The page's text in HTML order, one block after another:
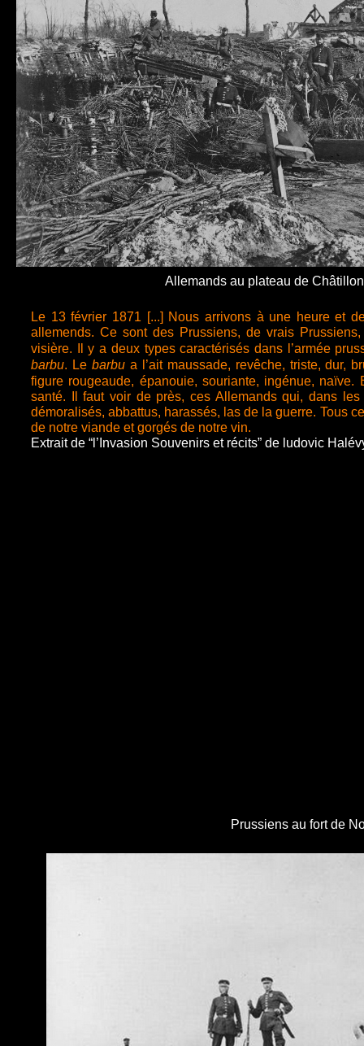
Le 13 février 1871 [...] Nous arrivons à une heure et
allemends. Ce sont des Prussiens, de vrais
visière. Il y a deux types caractérisés dans l’armée
barbu. Le barbua l’ait maussade, revêche, triste, dur,
figure rougeaude, épanouie, souriante, ingénue, naïve.
santé. Il faut voir de près, ces Allemands qui, dans
démoralisés, abbattus, harassés, las de la guerre. Tous
de notre viande et gorgés de notre vin.
Extrait de “l’Invasion Souvenirs et récits” de ludovic
Prussiens au fort de
Allemands au plateau de